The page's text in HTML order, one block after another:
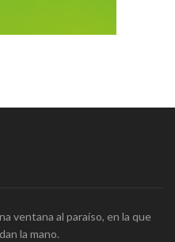
ventana al paraíso, en la que
la mano.